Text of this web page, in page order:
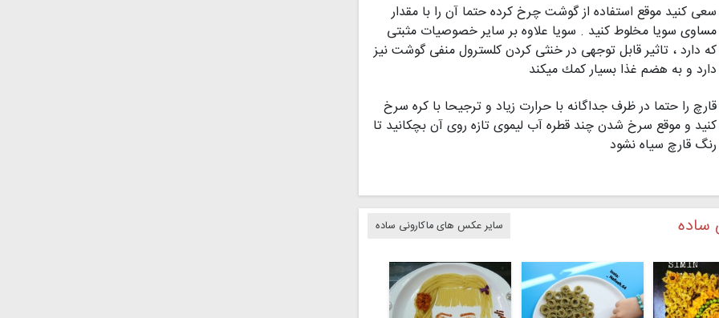
سعی كنید موقع استفاده از گوشت چرخ كرده حتما آن را با مقدار
مساوی سویا مخلوط كنید . سویا علاوه بر سایر خصوصیات مثبتی
كه دارد ، تاثیر قابل توجهی در خنثی كردن كلسترول منفی گوشت نیز
دارد و به هضم غذا بسیار كمك میكند
قارچ را حتما در ظرف جداگانه با حرارت زیاد و ترجیحا با كره سرخ
كنید و موقع سرخ شدن چند قطره آب لیموی تازه روی آن بچكانید تا
رنگ قارچ سیاه نشود
ساده سایر عکس های ماکارونی ساده